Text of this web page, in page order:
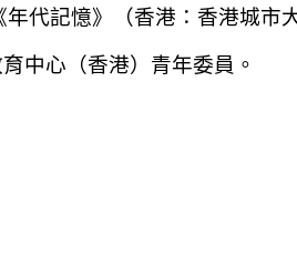
代記憶》（香港：香港城市
中心（香港）青年委員。